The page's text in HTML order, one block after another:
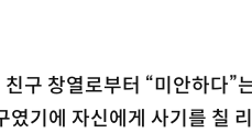
구 창열로부터 “미안하다”
기에 자신에게 사기를 칠